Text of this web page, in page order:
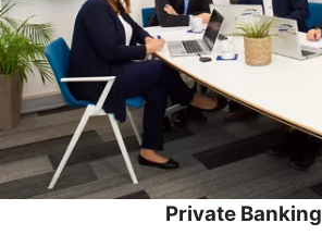
Private Banking